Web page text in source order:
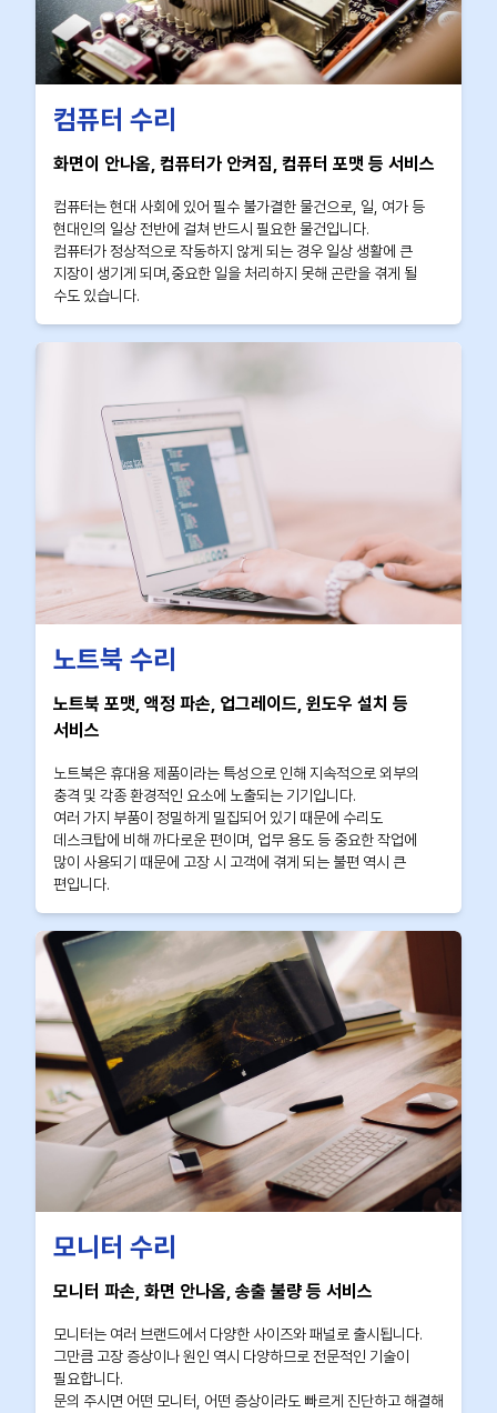
컴퓨터 수리
화면이 안나옴, 컴퓨터가 안켜짐, 컴퓨터 포맷 등 서비스
컴퓨터는 현대 사회에 있어 필수 불가결한 물건으로, 일, 여가 등
현대인의 일상 전반에 걸쳐 반드시 필요한 물건입니다.
컴퓨터가 정상적으로 작동하지 않게 되는 경우 일상 생활에 큰
지장이 생기게 되며,중요한 일을 처리하지 못해 곤란을 겪게 될
수도 있습니다.
노트북 수리
노트북 포맷, 액정 파손, 업그레이드, 윈도우 설치 등
서비스
노트북은 휴대용 제품이라는 특성으로 인해 지속적으로 외부의
충격 및 각종 환경적인 요소에 노출되는 기기입니다.
여러 가지 부품이 정밀하게 밀집되어 있기 때문에 수리도
데스크탑에 비해 까다로운 편이며, 업무 용도 등 중요한 작업에
많이 사용되기 때문에 고장 시 고객에 겪게 되는 불편 역시 큰
편입니다.
모니터 수리
모니터 파손, 화면 안나옴, 송출 불량 등 서비스
모니터는 여러 브랜드에서 다양한 사이즈와 패널로 출시됩니다.
그만큼 고장 증상이나 원인 역시 다양하므로 전문적인 기술이
필요합니다.
문의 주시면 어떤 모니터, 어떤 증상이라도 빠르게 진단하고 해결해